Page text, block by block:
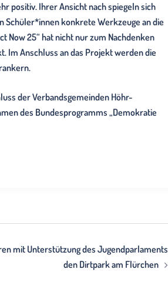
positiv. Ihrer Ansicht nach spiegeln sich
Schüler*innen konkrete Werkzeuge an die
Now 25“ hat nicht nur zum Nachdenken
Im Anschluss an das Projekt werden die
der Verbandsgemeinden Höhr-
des Bundesprogramms „Demokratie
mit Unterstützung des Jugendparlaments
den Dirtpark am Flürchen